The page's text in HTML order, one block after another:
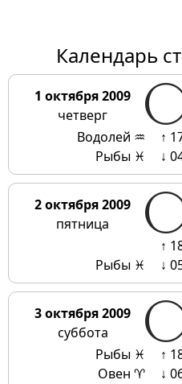
Календарь
1 октября 2009
четверг
Водолей ♒
Рыбы ♓
↑
↓
2 октября 2009
пятница
Рыбы ♓
↑
↓
3 октября 2009
суббота
Рыбы ♓
Овен ♈
↑
↓